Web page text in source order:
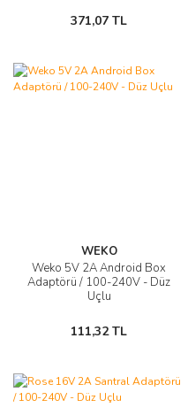
371,07 TL
WEKO
Weko 5V 2A Android Box
Adaptörü / 100-240V - Düz
Uçlu
111,32 TL